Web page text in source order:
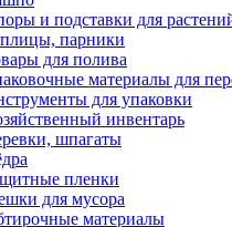
и подставки для
парники
для полива
материалы для
для упаковки
инвентарь
шпагаты
пленки
для мусора
материалы